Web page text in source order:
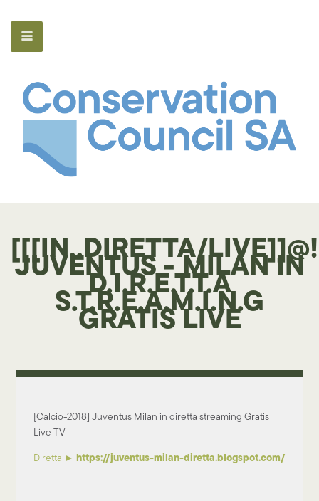
[[[IN..DIRETTA/
JUVENTUS - MILAN IN
D.I.R.E.T.T.A
S.T.R.E.A.M.I.N.G
GRATIS LIVE
[Calcio-2018] Juventus Milan in diretta streaming Gratis
Live TV
Diretta ► https://juventus-milan-diretta.blogspot.com/